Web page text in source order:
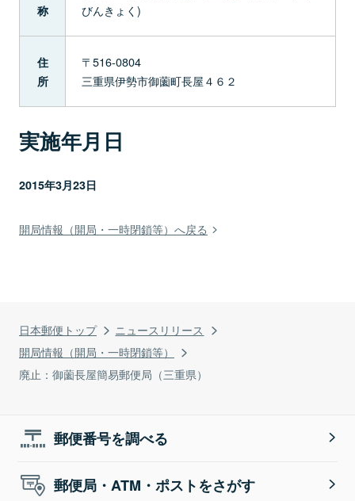
日本郵便トップ
ニュースリリース
開局情報（開局・一時閉鎖等）
廃止：御薗長屋簡易郵便局（三重県）
称
びんきょく)
住
所
〒516-0804
三重県伊勢市御薗町長屋４６２
実施年月日
2015年3月23日
開局情報（開局・一時閉鎖等）へ戻る
郵便番号を調べる
郵便局・ATM・ポストをさがす